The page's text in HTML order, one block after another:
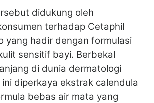
didukung oleh
terhadap Cetaphil
yang hadir dengan formulasi
sensitif bayi. Berbekal
di dunia dermatologi
diperkaya ekstrak calendula
bebas air mata yang